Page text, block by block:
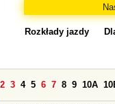
Rozkłady jazdy
2 3 4 5 6 7 8 9 10A